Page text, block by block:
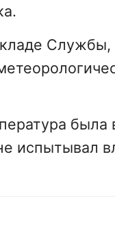
Службы,
была
испытывал